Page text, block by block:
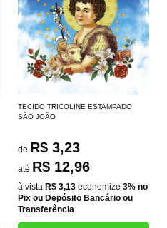
TECIDO TRICOLINE ESTAMPADO
SÃO JOÃO
de R$ 3,23
até R$ 12,96
à vista R$ 3,13 economize 3% no
Pix ou Depósito Bancário ou
Transferência